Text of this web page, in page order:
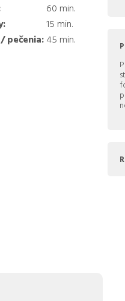
60 min.
15 min.
pečenia: 45 min.